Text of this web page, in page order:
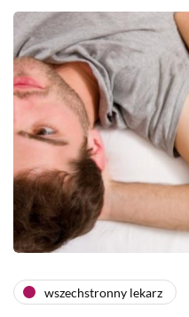
wszechstronny lekarz